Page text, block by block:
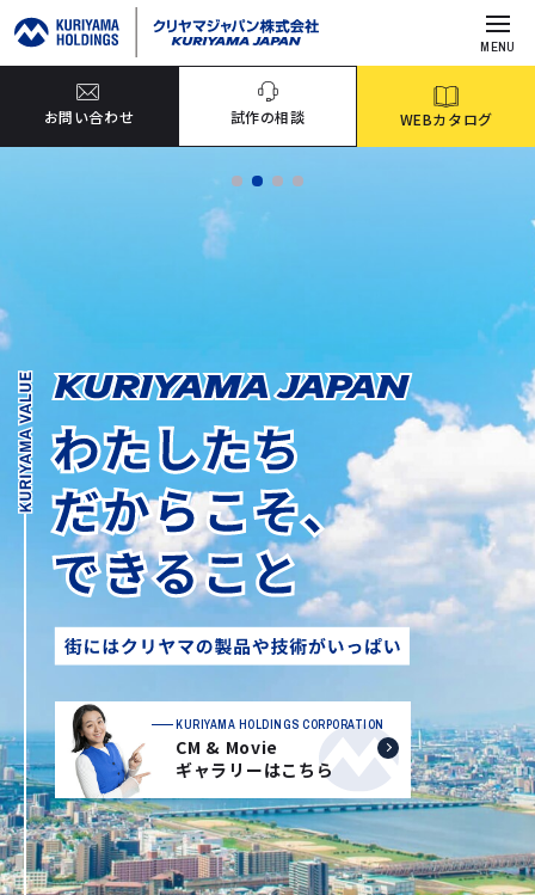
MENU
お問い合わせ 試作の相談 WEBカタログ
KURIYAMA HOLDINGS CORPORATION
CM & Movie
ギャラリーはこちら